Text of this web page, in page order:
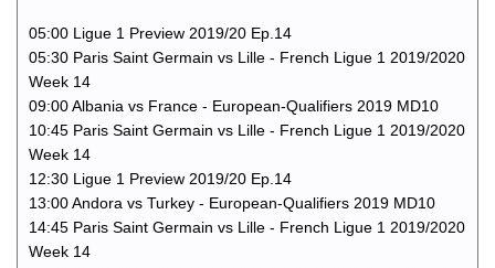
05:00 Ligue 1 Preview 2019/20 Ep.14
05:30 Paris Saint Germain vs Lille - French Ligue 1 2019/2020
Week 14
09:00 Albania vs France - European-Qualifiers 2019 MD10
10:45 Paris Saint Germain vs Lille - French Ligue 1 2019/2020
Week 14
12:30 Ligue 1 Preview 2019/20 Ep.14
13:00 Andora vs Turkey - European-Qualifiers 2019 MD10
14:45 Paris Saint Germain vs Lille - French Ligue 1 2019/2020
Week 14